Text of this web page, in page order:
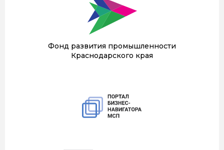
Фонд развития промышленности
Краснодарского края